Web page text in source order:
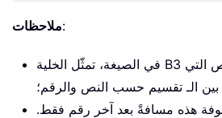
ملاحظات:
في الصيغة، تمثّل الخلية B3 خلية سلسلة النصوص التي
الـ تقسيم حسب النص والرقم؛
هذه مسافةً بعد آخر رقمٍ فقط.